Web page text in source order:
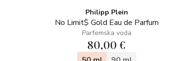
Philipp Plein
No Limit$ Gold Eau de Parfum
Parfemska voda
80,00 €